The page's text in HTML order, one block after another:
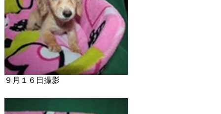
９月１６日撮影